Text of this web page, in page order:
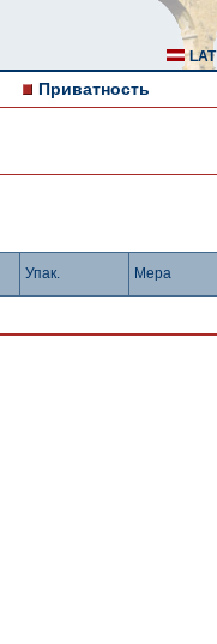
LAT
Приватность
Упак. Мера